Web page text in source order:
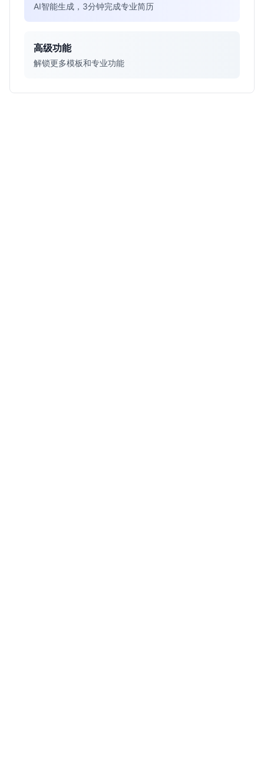
AI智能生成，3分钟完成专业简历
高级功能
解锁更多模板和专业功能